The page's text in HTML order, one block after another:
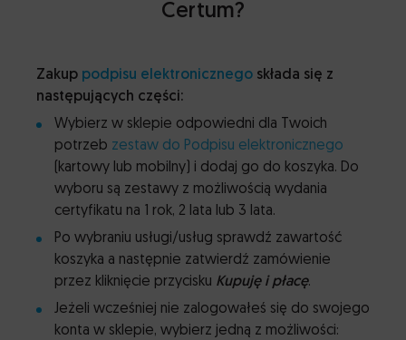
Certum?
Zakup podpisu elektronicznego składa się z
następujących części:
Wybierz w sklepie odpowiedni dla Twoich
potrzeb zestaw do Podpisu elektronicznego
(kartowy lub mobilny) i dodaj go do koszyka. Do
wyboru są zestawy z możliwością wydania
certyfikatu na 1 rok, 2 lata lub 3 lata.
Po wybraniu usługi/usług sprawdź zawartość
koszyka a następnie zatwierdź zamówienie
przez kliknięcie przycisku Kupuję i płacę.
Jeżeli wcześniej nie zalogowałeś się do swojego
konta w sklepie, wybierz jedną z możliwości: